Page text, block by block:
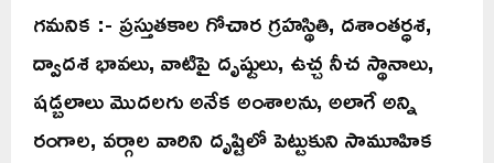
గమనిక :- ప్రస్తుతకాల గోచార గ్రహస్థితి, దశాంతర్ధశ,
ద్వాదశ భావలు, వాటిపై దృష్టులు, ఉచ్చ నీచ స్థానాలు,
షడ్బలాలు మొదలగు అనేక అంశాలను, అలాగే అన్ని
రంగాల, వర్గాల వారిని దృష్టిలో పెట్టుకుని సామూహిక